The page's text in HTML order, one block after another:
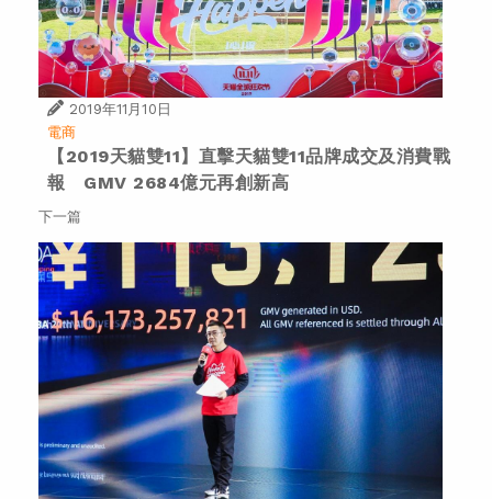
2019年11月10日
電商
【2019天貓雙11】直擊天貓雙11品牌成交及消費戰
報 GMV 2684億元再創新高
下一篇